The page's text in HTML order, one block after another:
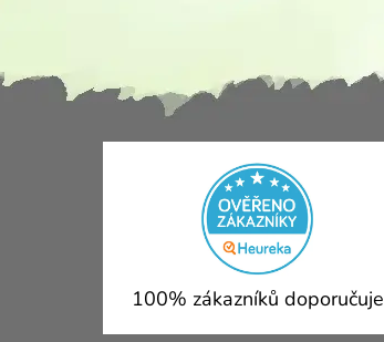
100% zákazníků doporučuje